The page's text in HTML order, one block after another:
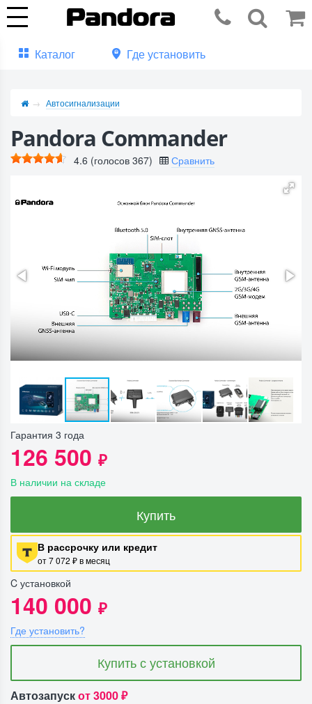
Каталог Где установить
Автосигнализации
Pandora Commander
4.6 (голосов367) Сравнить
Гарантия 3 года
126 500 ₽
В наличии на складе
Купить
В рассрочку или кредит
от 7 072 ₽ в месяц
C установкой
140 000 ₽
Где установить?
Купить с установкой
Автозапускот 3000 ₽